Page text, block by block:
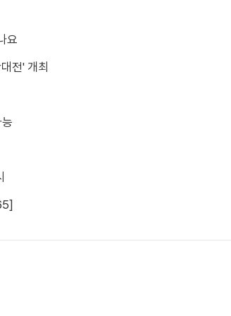
요
전' 개최